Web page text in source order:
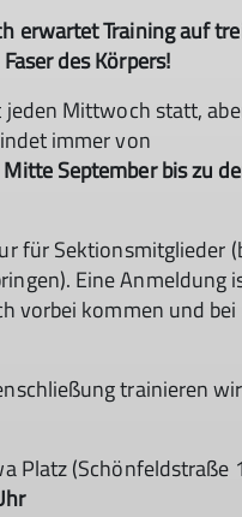
erwartet Training auf
des Körpers!
Mittwoch statt,
immer von
Mitte September bis zu
für Sektionsmitglieder
Eine Anmeldung
vorbei kommen und
trainieren wir
Platz (Schönfeldstraße